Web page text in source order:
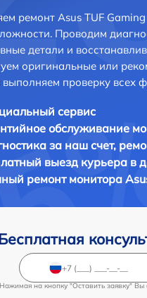
ремонт Asus TUF
Проводим
детали и
оригинальные или
выполняем проверку всех
сервис
обслуживание
за наш счет,
выезд курьера в
ремонт монитора
Нажимая на кнопку "Оставить заявку" Вы